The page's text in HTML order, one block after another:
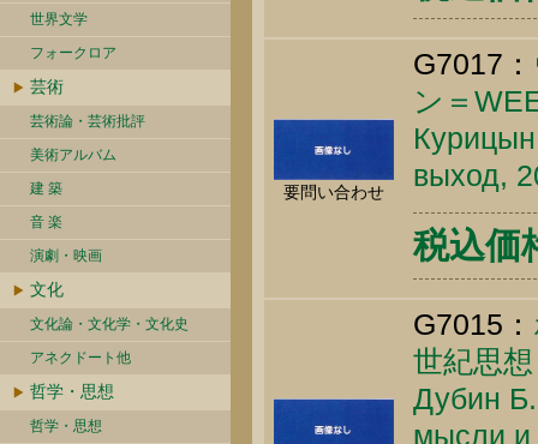
世界文学
フォークロア
芸術
芸術論・芸術批評
美術アルバム
建 築
音 楽
演劇・映画
文化
文化論・文化学・文化史
アネクドート他
哲学・思想
哲学・思想
要問い合わせ
G7017：
ン＝
выход,
税込価
G7015：
世紀思
Дубин Б.
мысли и